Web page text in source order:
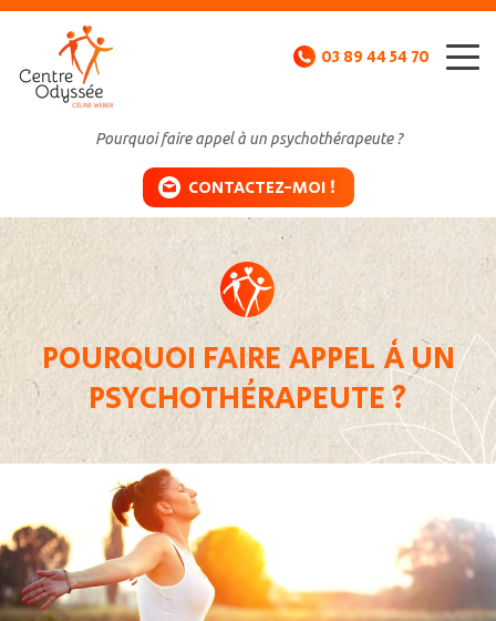
Aller directement à la navigation
Aller directement au contenu
Pourquoi faire appel à un psychothérapeute ?
03 89 44 54 70
CONTACTEZ-MOI !
MENU
POURQUOI FAIRE APPEL À UN
PSYCHOTHÉRAPEUTE ?